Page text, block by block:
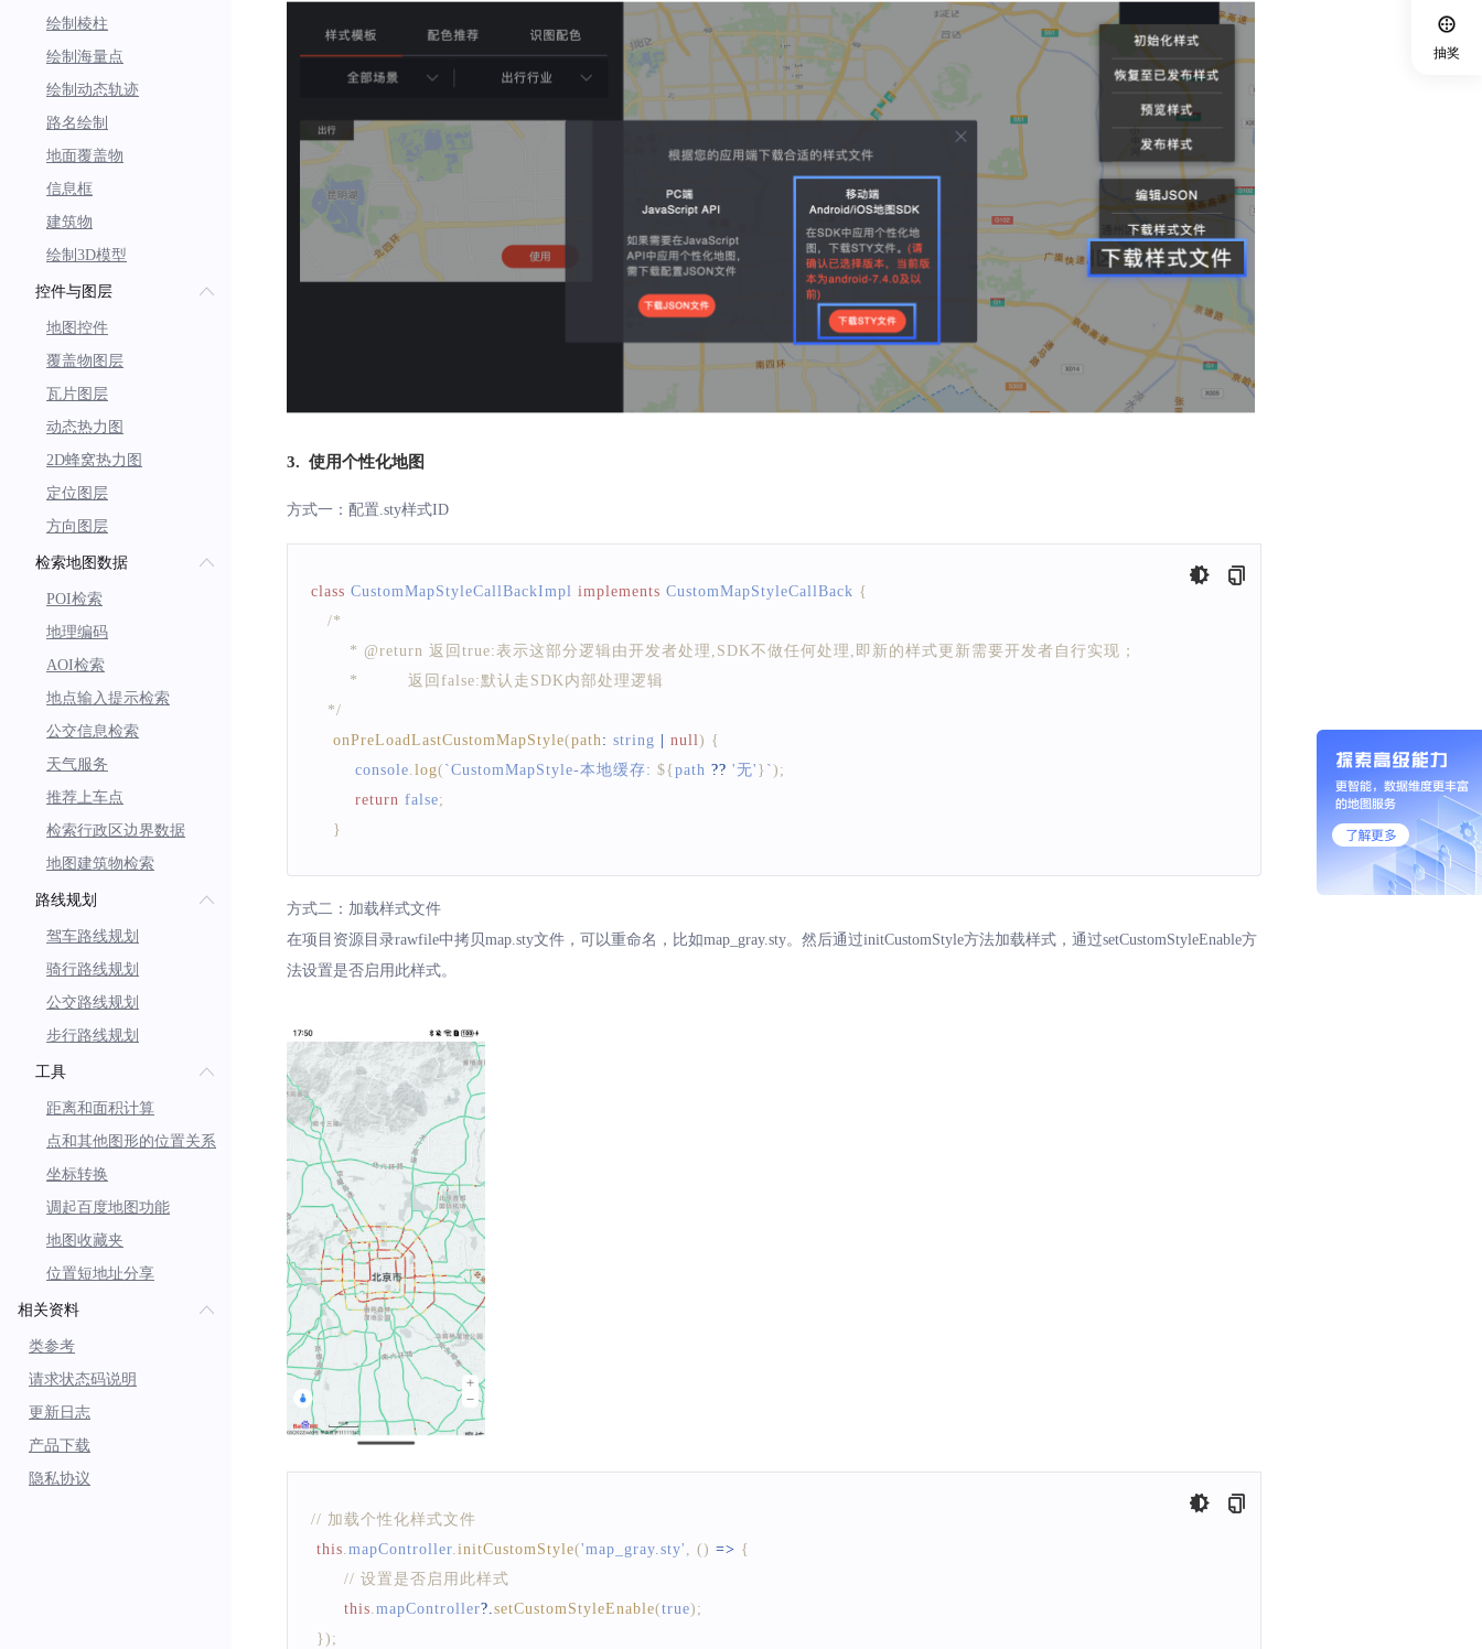
抽奖
绘制棱柱
绘制海量点
绘制动态轨迹
路名绘制
地面覆盖物
信息框
建筑物
绘制3D模型
控件与图层
地图控件
覆盖物图层
瓦片图层
动态热力图
2D蜂窝热力图
定位图层
方向图层
检索地图数据
POI检索
地理编码
AOI检索
地点输入提示检索
公交信息检索
天气服务
推荐上车点
检索行政区边界数据
地图建筑物检索
路线规划
驾车路线规划
骑行路线规划
公交路线规划
步行路线规划
工具
距离和面积计算
点和其他图形的位置关系
坐标转换
调起百度地图功能
地图收藏夹
位置短地址分享
相关资料
类参考
请求状态码说明
更新日志
产品下载
隐私协议
3. 使用个性化地图
方式一：配置.sty样式ID
class CustomMapStyleCallBackImpl implements CustomMapStyleCallBack {
/*
       * @return 返回true:表示这部分逻辑由开发者处理,SDK不做任何处理,即新的样式更新需要开发者自行实现；
       *         返回false:默认走SDK内部处理逻辑
   */
onPreLoadLastCustomMapStyle(path : string null ) {
console log( `CustomMapStyle-本地缓存: ${ path ?? '无' } `) ;
return false;
}
console.log
return false
}
onCustomMapStyleLoadFailed
console
error `CustomMapStyle-加载失败, status:
return
true
}
const styleCallBack: CustomMapStyleCallBack
this.mapController?. setCustomStyleById
方式二：加载样式文件
在项目资源目录rawfile中拷贝map.sty文件，可以重命名，比如map_gray.sty。然后通过initCustomStyle方法加载样式，通过setCustomStyleEnable方
法设置是否启用此样式。
// 加载个性化样式文件
this.mapController.initCustomStyle('map_gray.sty' , () => {
// 设置是否启用此样式
this.mapController?.setCustomStyleEnable(true) ;
}) ;